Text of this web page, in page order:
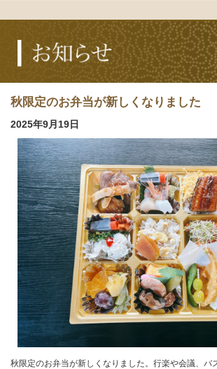
秋限定のお弁当が新しくなりました
2025年9月19日
秋限定のお弁当が新しくなりました。行楽や会議、バ